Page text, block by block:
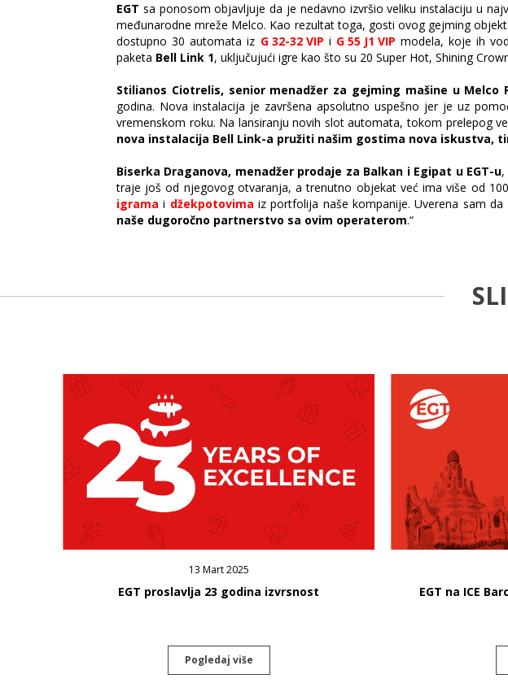
EGT sa ponosom objavljuje da je nedavno izvršio veliku instalaciju u
međunarodne mreže Melco. Kao rezultat toga, gosti ovog gejming
dostupno 30 automata iz G 32-32 VIP i G 55 J1 VIP modela, koje ih
paketa Bell Link 1, uključujući igre kao što su 20 Super Hot, Shining
Stilianos Ciotrelis, senior menadžer za gejming mašine u Melco
godina. Nova instalacija je završena apsolutno uspešno jer je uz
vremenskom roku. Na lansiranju novih slot automata, tokom prelepog
nova instalacija Bell Link-a pružiti našim gostima nova iskustva,
Biserka Draganova, menadžer prodaje za Balkan i Egipat u EGT-u
traje još od njegovog otvaranja, a trenutno objekat već ima više od
igrama i džekpotovima iz portfolija naše kompanije. Uverena sam
naše dugoročno partnerstvo sa ovim operaterom.“
13 Mart 2025
EGT proslavlja 23 godina izvrsnost
Pogledaj više
EGT na ICE